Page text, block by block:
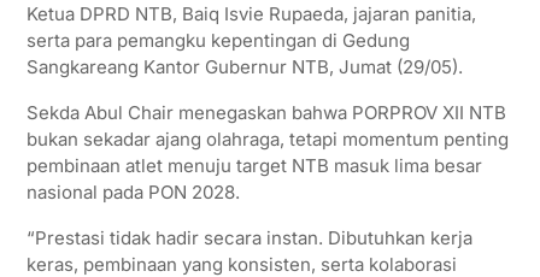
Ketua DPRD NTB, Baiq Isvie Rupaeda, jajaran panitia,
serta para pemangku kepentingan di Gedung
Sangkareang Kantor Gubernur NTB, Jumat (29/05).
Sekda Abul Chair menegaskan bahwa PORPROV XII NTB
bukan sekadar ajang olahraga, tetapi momentum penting
pembinaan atlet menuju target NTB masuk lima besar
nasional pada PON 2028.
“Prestasi tidak hadir secara instan. Dibutuhkan kerja
keras, pembinaan yang konsisten, serta kolaborasi